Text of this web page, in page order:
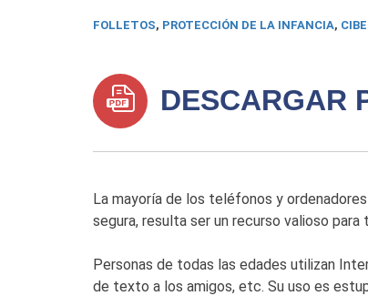
FOLLETOS, PROTECCIÓN DE LA INFANCIA,
DESCARGAR
La mayoría de los teléfonos y
segura, resulta ser un recurso valioso
Personas de todas las edades utilizan
de texto a los amigos, etc. Su uso es